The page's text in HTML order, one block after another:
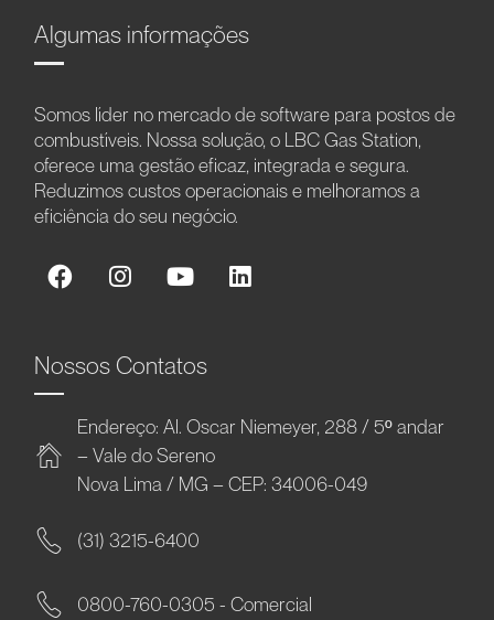
Algumas informações
Somos líder no mercado de software para postos de
combustíveis. Nossa solução, o LBC Gas Station,
oferece uma gestão eficaz, integrada e segura.
Reduzimos custos operacionais e melhoramos a
eficiência do seu negócio.
Nossos Contatos
Endereço: Al. Oscar Niemeyer, 288 / 5º andar
– Vale do Sereno
Nova Lima / MG – CEP: 34006-049
(31) 3215-6400
0800-760-0305 - Comercial